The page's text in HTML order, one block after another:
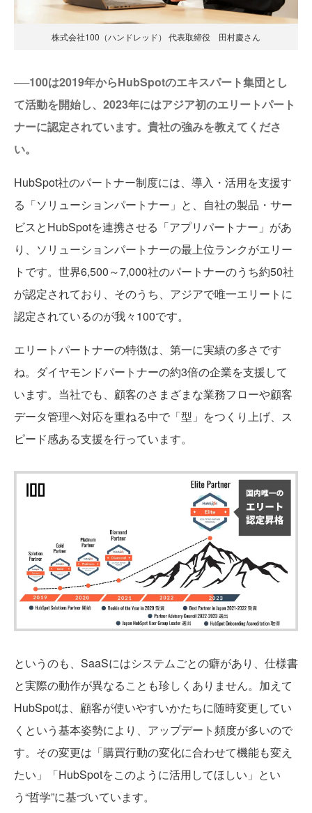
株式会社100（ハンドレッド） 代表取締役 田村慶さん
──100は2019年からHubSpotのエキスパート集団とし
て活動を開始し、2023年にはアジア初のエリートパート
ナーに認定されています。貴社の強みを教えてくださ
い。
HubSpot社のパートナー制度には、導入・活用を支援す
る「ソリューションパートナー」と、自社の製品・サー
ビスとHubSpotを連携させる「アプリパートナー」があ
り、ソリューションパートナーの最上位ランクがエリー
トです。世界6,500～7,000社のパートナーのうち約50社
が認定されており、そのうち、アジアで唯一エリートに
認定されているのが我々100です。
エリートパートナーの特徴は、第一に実績の多さです
ね。ダイヤモンドパートナーの約3倍の企業を支援して
います。当社でも、顧客のさまざまな業務フローや顧客
データ管理へ対応を重ねる中で「型」をつくり上げ、ス
ピード感ある支援を行っています。
というのも、SaaSにはシステムごとの癖があり、仕様書
と実際の動作が異なることも珍しくありません。加えて
HubSpotは、顧客が使いやすいかたちに随時変更してい
くという基本姿勢により、アップデート頻度が多いので
す。その変更は「購買行動の変化に合わせて機能も変え
たい」「HubSpotをこのように活用してほしい」とい
う“哲学”に基づいています。